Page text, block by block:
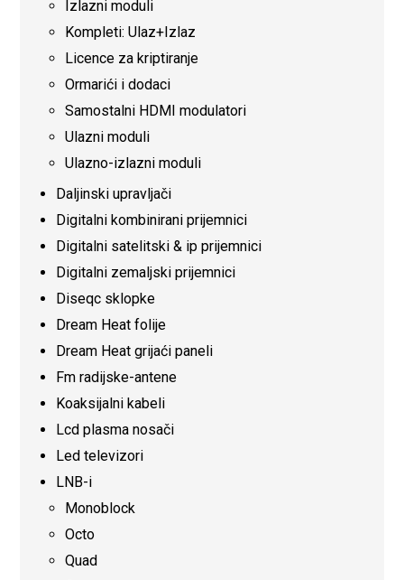
Izlazni moduli
Kompleti: Ulaz+Izlaz
Licence za kriptiranje
Ormarići i dodaci
Samostalni HDMI modulatori
Ulazni moduli
Ulazno-izlazni moduli
Daljinski upravljači
Digitalni kombinirani prijemnici
Digitalni satelitski & ip prijemnici
Digitalni zemaljski prijemnici
Diseqc sklopke
Dream Heat folije
Dream Heat grijaći paneli
Fm radijske-antene
Koaksijalni kabeli
Lcd plasma nosači
Led televizori
LNB-i
Monoblock
Octo
Quad